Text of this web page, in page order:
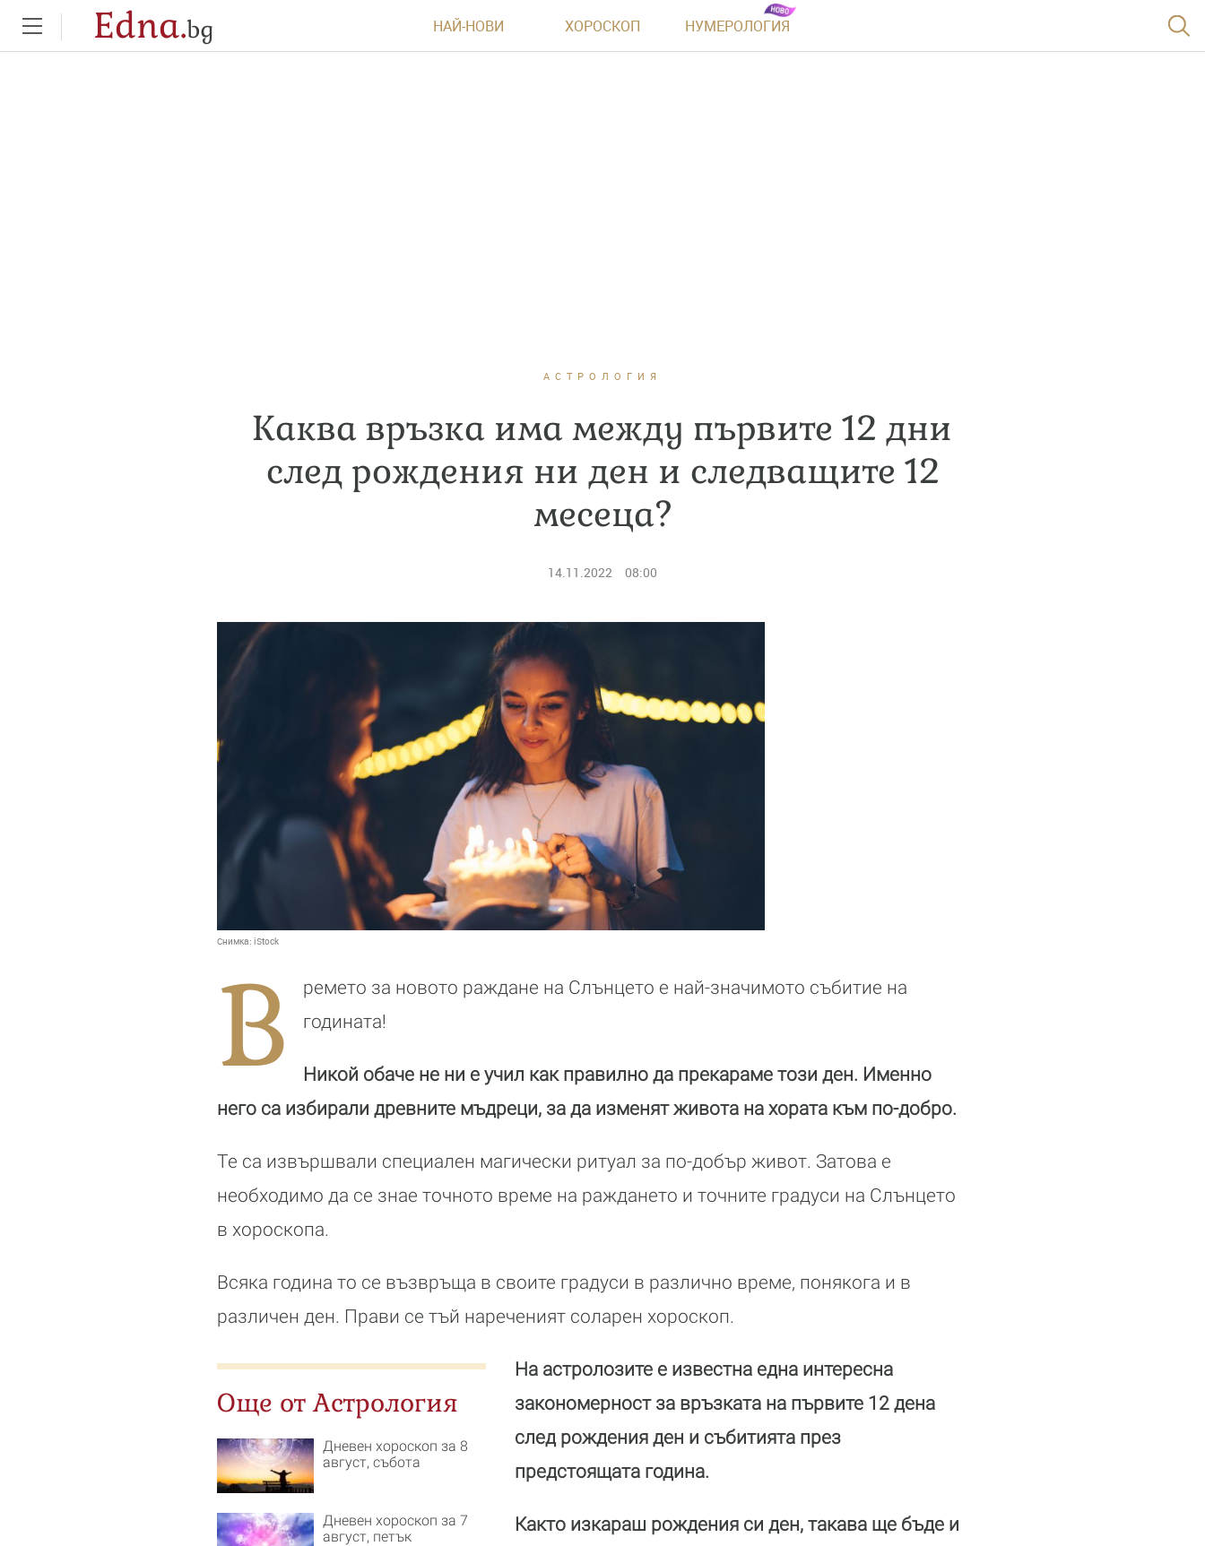
Edna.bg НАЙ-НОВИ ХОРОСКОП НУМЕРОЛОГИЯ
АСТРОЛОГИЯ
Каква връзка има между първите 12 дни
след рождения ни ден и следващите 12
месеца?
14.11.2022 08:00
Снимка: iStock
В
ремето за новото раждане на Слънцето е най-значимото събитие на
годината!
Никой обаче не ни е учил как правилно да прекараме този ден. Именно
него са избирали древните мъдреци, за да изменят живота на хората към по-добро.
Те са извършвали специален магически ритуал за по-добър живот. Затова е
необходимо да се знае точното време на раждането и точните градуси на Слънцето
в хороскопа.
Всяка година то се възвръща в своите градуси в различно време, понякога и в
различен ден. Прави се тъй нареченият соларен хороскоп.
Още от Астрология
Дневен хороскоп за 8
август, събота
Дневен хороскоп за 7
август, петък
На астролозите е известна една интересна
закономерност за връзката на първите 12 дена
след рождения ден и събитията през
предстоящата година.
Както изкараш рождения си ден, такава ще бъде и